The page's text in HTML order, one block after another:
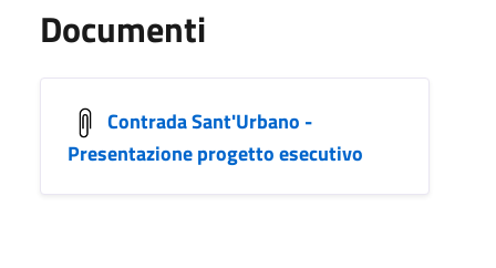
Documenti
Contrada Sant'Urbano -
Presentazione progetto esecutivo